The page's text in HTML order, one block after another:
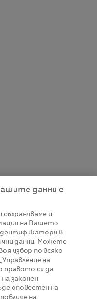
данни е
съхраняваме и
на Вашето
в
данни. Можете
избор по всяко
на
правото си да
законен
оповестен на
на